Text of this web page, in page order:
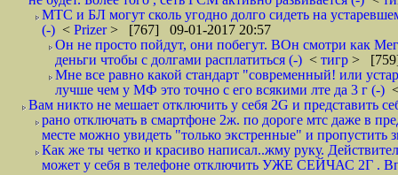
МТС и БЛ могут сколь угодно долго сидеть на
(-) < Prizer> [767] 09-01-2017 20:57
Он не просто пойдут, они побегут. ВОн смотри как
деньги чтобы с долгами расплатиться (-) < тигр >
Мне все равно какой стандарт "современный! или
лучше чем у МФ это точно с его всякими лте да 3 г (-)
Вам никто не мешает отключить у себя 2G и представить
рано отключать в смартфоне 2ж. по дороге мтс даже в
месте можно увидеть "только экстренные" и пропустить
Как же ты четко и красиво написал..жму руку.
может у себя в телефоне отключить УЖЕ СЕЙЧАС 2Г .